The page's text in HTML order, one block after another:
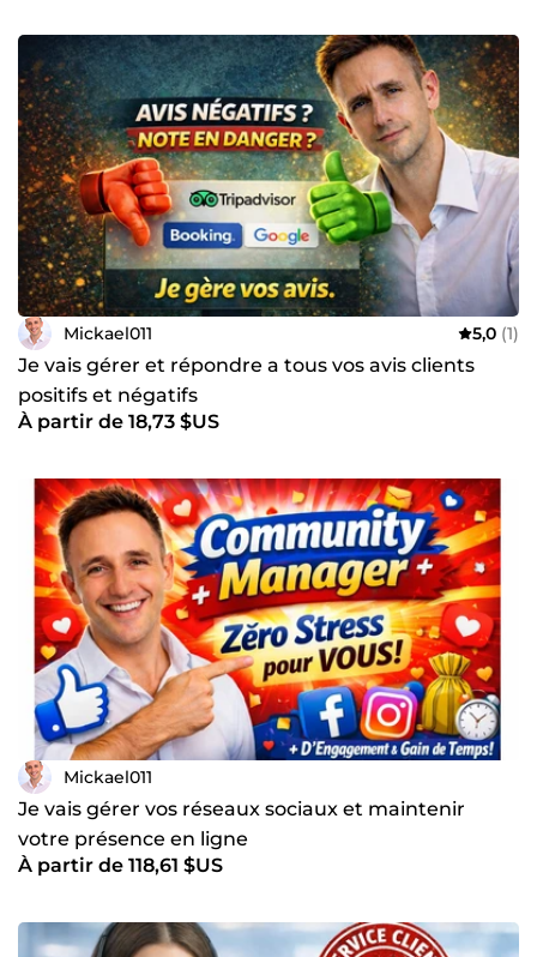
Mickael011 5,0 (1)
Je vais gérer et répondre a tous vos avis clients
positifs et négatifs
À partir de 18,73 $US
Mickael011
Je vais gérer vos réseaux sociaux et maintenir
votre présence en ligne
À partir de 118,61 $US